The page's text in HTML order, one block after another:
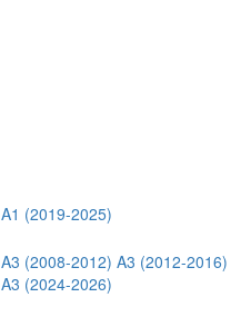
A1 (2019-2025)
A3 (2008-2012) A3 (2012-2016)
A3 (2024-2026)